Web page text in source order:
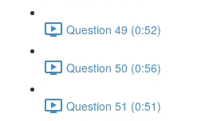
Question 49 (0:52)
Question 50 (0:56)
Question 51 (0:51)